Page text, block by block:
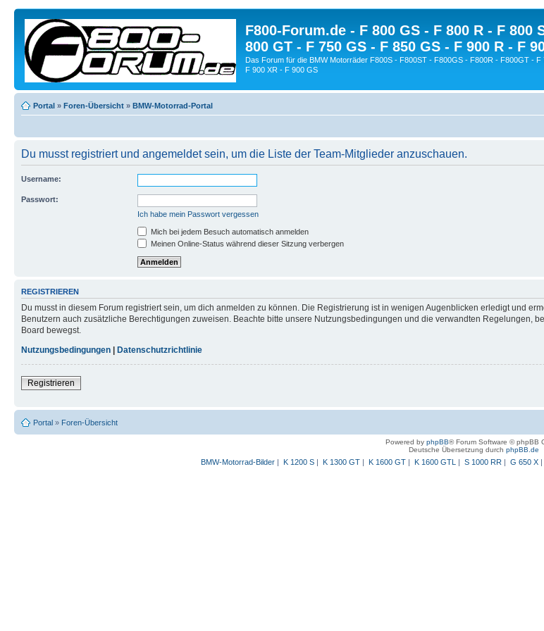
F800-Forum.de - F 800 GS - F 800 R - F 800
800 GT - F 750 GS - F 850 GS - F 900 R - F
Das Forum für die BMW Motorräder F800S - F800ST - F800GS - F800R - F800GT -
F 900 XR - F 900 GS
Portal » Foren-Übersicht » BMW-Motorrad-Portal
Du musst registriert und angemeldet sein, um die Liste der Team-Mitglieder anzuschauen.
Username:
Passwort:
Ich habe mein Passwort vergessen
Mich bei jedem Besuch automatisch anmelden
Meinen Online-Status während dieser Sitzung verbergen
REGISTRIEREN
Du musst in diesem Forum registriert sein, um dich anmelden zu können. Die Registrierung ist in wenigen Augenblicken erledigt und
Benutzern auch zusätzliche Berechtigungen zuweisen. Beachte bitte unsere Nutzungsbedingungen und die verwandten Regelungen,
Board bewegst.
Nutzungsbedingungen
Datenschutzrichtlinie
Registrieren
Portal » Foren-Übersicht
Powered by phpBB® Forum Software © phpBB
Deutsche Übersetzung durch phpBB.de
BMW-Motorrad-Bilder| K 1200 S| K 1300 GT| K 1600 GT| K 1600 GTL | S 1000 RR | G 650 X|